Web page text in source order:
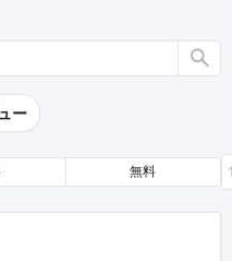
ー
無料